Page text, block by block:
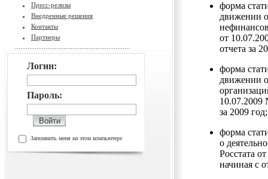
Пресс-релизы
Внедренные решения
Контакты
Партнеры
Логин:
Пароль:
Запомнить меня на этом компьютере
форма
движении
от
отчета за
форма
движении
10.07.2009
за 2009 год;
форма
о
Росстата
начиная с